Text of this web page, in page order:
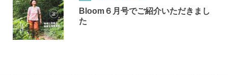
Bloom６月号でご紹介いただきまし
た